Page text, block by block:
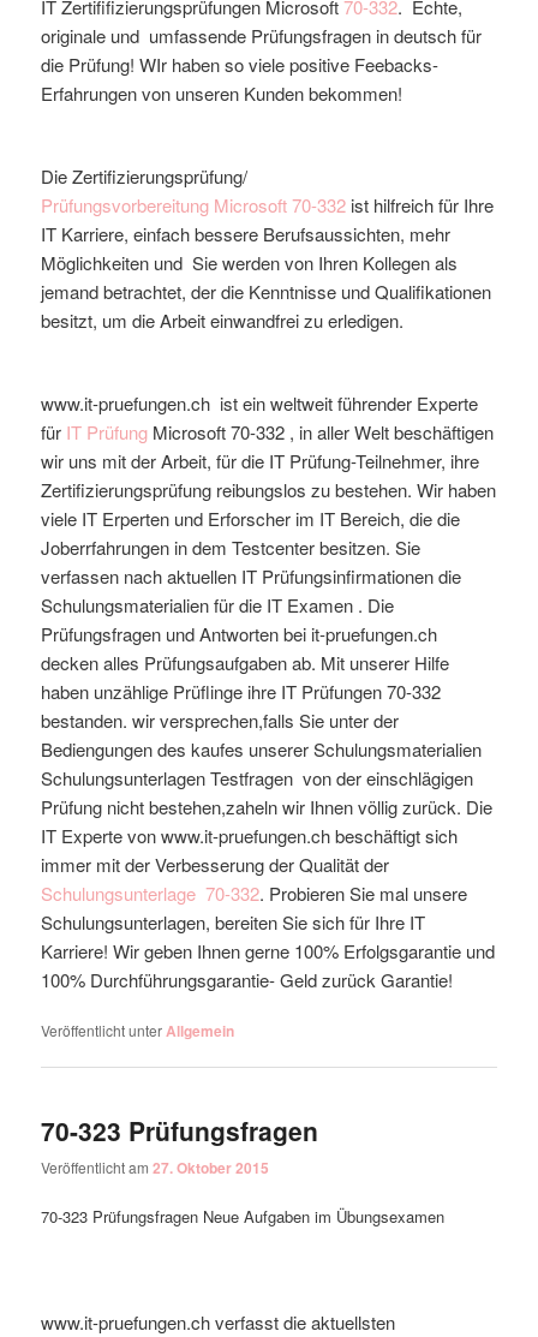
IT Zertififizierungsprüfungen Microsoft70-332. Echte,
originale und umfassende Prüfungsfragen in deutsch für
die Prüfung! WIr haben so viele positive Feebacks-
Erfahrungen von unseren Kunden bekommen!
Die Zertifizierungsprüfung/
Prüfungsvorbereitung Microsoft70-332 ist hilfreich für Ihre
IT Karriere, einfach bessere Berufsaussichten, mehr
Möglichkeiten und Sie werden von Ihren Kollegen als
jemand betrachtet, der die Kenntnisse und Qualifikationen
besitzt, um die Arbeit einwandfrei zu erledigen.
www.it-pruefungen.ch ist ein weltweit führender Experte
für IT Prüfung Microsoft70-332 , in aller Welt beschäftigen
wir uns mit der Arbeit, für die IT Prüfung-Teilnehmer, ihre
Zertifizierungsprüfung reibungslos zu bestehen. Wir haben
viele IT Erperten und Erforscher im IT Bereich, die die
Joberrfahrungen in dem Testcenter besitzen. Sie
verfassen nach aktuellen IT Prüfungsinfirmationen die
Schulungsmaterialien für die IT Examen . Die
Prüfungsfragen und Antworten bei it-pruefungen.ch
decken alles Prüfungsaufgaben ab. Mit unserer Hilfe
haben unzählige Prüflinge ihre IT Prüfungen 70-332
bestanden. wir versprechen,falls Sie unter der
Bediengungen des kaufes unserer Schulungsmaterialien
Schulungsunterlagen Testfragen von der einschlägigen
Prüfung nicht bestehen,zaheln wir Ihnen völlig zurück. Die
IT Experte von www.it-pruefungen.ch beschäftigt sich
immer mit der Verbesserung der Qualität der
Schulungsunterlage 70-332. Probieren Sie mal unsere
Schulungsunterlagen, bereiten Sie sich für Ihre IT
Karriere! Wir geben Ihnen gerne 100% Erfolgsgarantie und
100% Durchführungsgarantie- Geld zurück Garantie!
Veröffentlicht unterAllgemein
70-323 Prüfungsfragen
Veröffentlicht am27. Oktober 2015
70-323 Prüfungsfragen Neue Aufgaben im Übungsexamen
www.it-pruefungen.ch verfasst die aktuellsten